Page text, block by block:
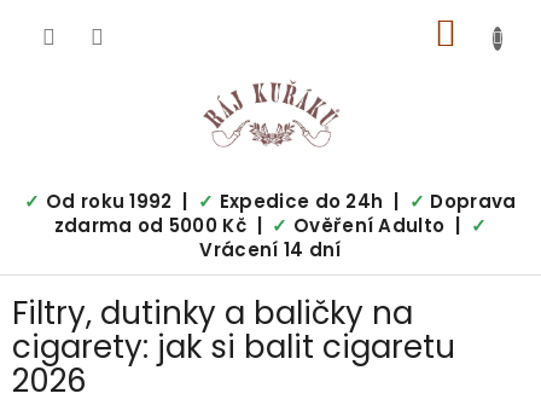
KOŠÍK
✓ Od roku 1992 | ✓ Expedice do 24h | ✓ Doprava
zdarma od 5000 Kč | ✓ Ověření Adulto |
✓
Vrácení 14 dní
Filtry, dutinky a baličky na
cigarety: jak si balit cigaretu
2026